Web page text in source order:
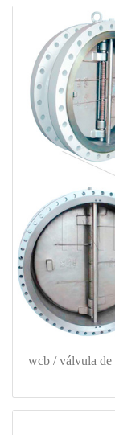
wcb / válvula de